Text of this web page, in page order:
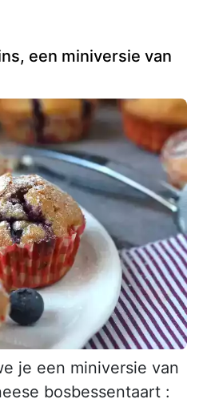
een miniversie van
je een miniversie van
bosbessentaart :